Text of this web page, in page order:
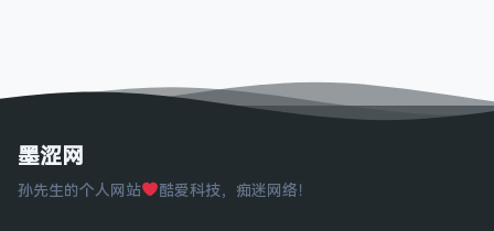
墨涩网
孙先生的个人网站 酷爱科技，痴迷网络！